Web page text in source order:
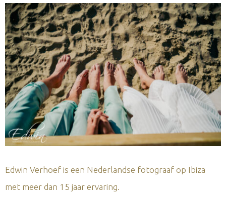
Edwin Verhoef is een Nederlandse fotograaf op Ibiza
met meer dan 15 jaar ervaring.